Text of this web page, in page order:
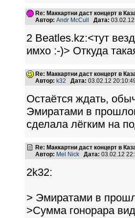
Re: Маккартни даст концерт в
Автор: Andr McCull Дата:
2 Beatles.kz:<тут
имхо :-)> Откуда
Re: Маккартни даст концерт в
Автор: k32 Дата: 03.02.12
Остаётся ждать,
Эмиратами в
сделала лёгким на
Re: Маккартни даст концерт в
Автор: Mel Nick Дата: 03.02.12
2k32:
> Эмиратами в
>Сумма гонорара